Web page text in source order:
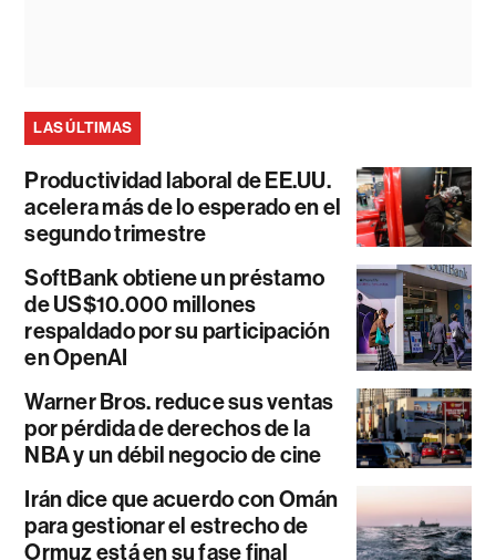
LAS ÚLTIMAS
Productividad laboral de EE.UU.
acelera más de lo esperado en el
segundo trimestre
SoftBank obtiene un préstamo
de US$10.000 millones
respaldado por su participación
en OpenAI
Warner Bros. reduce sus ventas
por pérdida de derechos de la
NBA y un débil negocio de cine
Irán dice que acuerdo con Omán
para gestionar el estrecho de
Ormuz está en su fase final